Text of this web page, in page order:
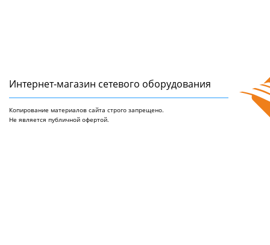
Интернет-магазин сетeвого оборудования
Копирование материалов сайта строго запрещено.
Не является публичной офертой.